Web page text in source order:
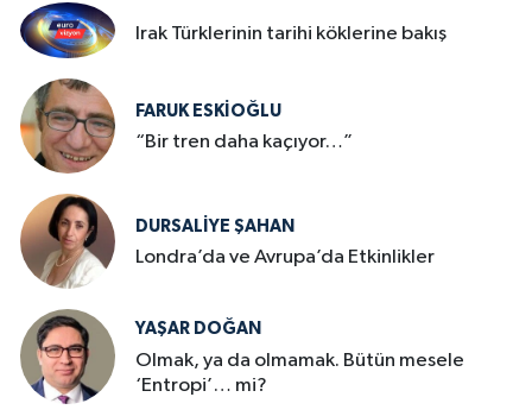
Irak Türklerinin tarihi köklerine bakış
FARUK ESKİOĞLU
“Bir tren daha kaçıyor…”
DURSALIYE ŞAHAN
Londra’da ve Avrupa’da Etkinlikler
YAŞAR DOĞAN
Olmak, ya da olmamak. Bütün mesele
‘Entropi’… mi?